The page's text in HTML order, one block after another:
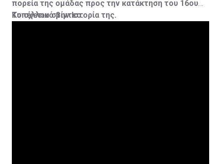
πορεία της ομάδας προς την κατάκτηση του 16ου
Κυπέλλου στην Ιστορία της.
Το σχετικό βίντεο: